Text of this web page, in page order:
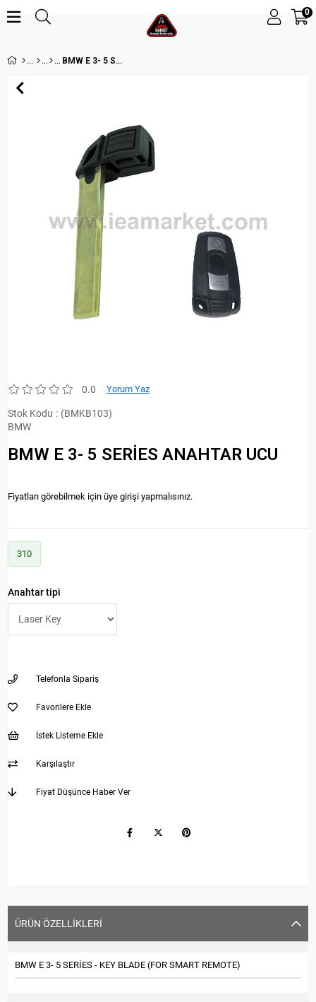
0
BMW E 3- 5 SERİES ANAHTAR UCU
0.0 Yorum Yaz
Stok Kodu
(BMKB103)
BMW
BMW E 3- 5 SERİES ANAHTAR UCU
Fiyatları görebilmek için üye girişi yapmalısınız.
310
Anahtar tipi
Telefonla Sipariş
Favorilere Ekle
İstek Listeme Ekle
Karşılaştır
Fiyat Düşünce Haber Ver
ÜRÜN ÖZELLIKLERI
BMW E 3- 5 SERİES - KEY BLADE (FOR SMART REMOTE)